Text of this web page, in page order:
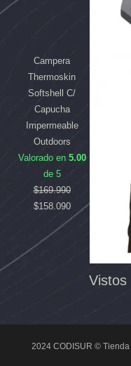
Campera
Thermoskin
Softshell C/
Capucha
Impermeable
Outdoors
Valorado en 5.00
de 5
$169.990
$158.090
Vistos
2024 CODISUR ©